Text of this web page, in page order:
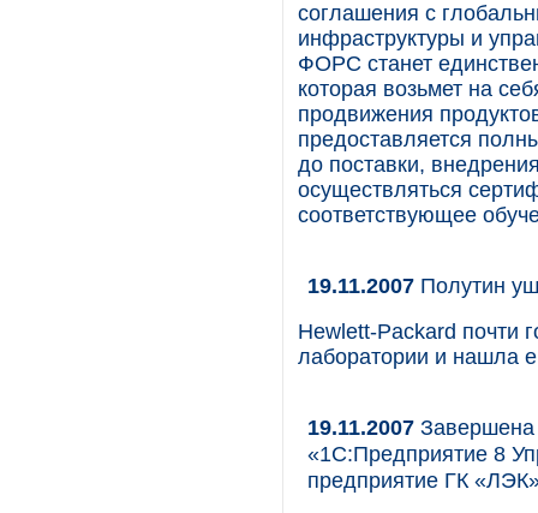
соглашения с
инфраструктуры и
ФОРС станет
которая возьмет на
продвижения
предоставляется
до поставки,
осуществляться
соответствующее
19.11.2007 Полутин
Hewlett-Packard почти
лаборатории и нашла
19.11.2007 Завершена
«1С:Предприятие 8
предприятие ГК